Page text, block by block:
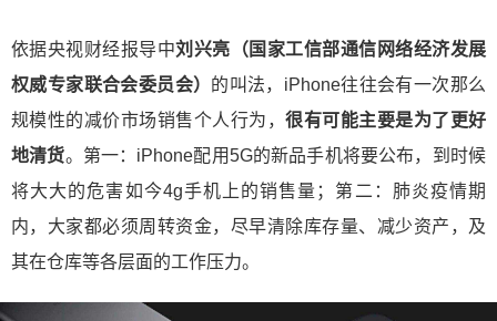
依据央视财经报导中刘兴亮（国家工信部通信网络经济发展
权威专家联合会委员会） 的叫法，iPhone往往会有一次那么
规模性的减价市场销售个人行为，很有可能主要是为了更好
地清货。第一：iPhone配用5G的新品手机将要公布，到时候
将大大的危害如今4g手机上的销售量；第二：肺炎疫情期
内，大家都必须周转资金，尽早清除库存量、减少资产，及
其在仓库等各层面的工作压力。